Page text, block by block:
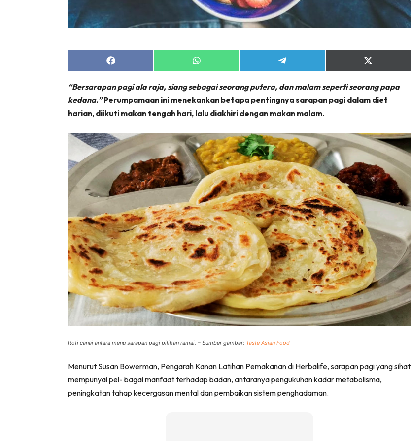
Share
on
Share
on
Share
on
Share
on
(Twitter)
“Bersarapan pagi ala raja, siang sebagai seorang putera, dan malam seperti seorang papa
kedana.”Perumpamaan ini menekankan betapa pentingnya sarapan pagi dalam diet
harian, diikuti makan tengah hari, lalu diakhiri dengan makan malam.
Roti canai antara menu sarapan pagi pilihan ramai. – Sumber gambar: Taste Asian Food
Menurut Susan Bowerman, Pengarah Kanan Latihan Pemakanan di Herbalife, sarapan pagi yang sihat
mempunyai pel- bagai manfaat terhadap badan, antaranya pengukuhan kadar metabolisma,
peningkatan tahap kecergasan mental dan pembaikan sistem penghadaman.